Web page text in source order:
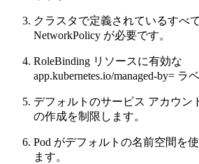
クラスタで定義されているすべ
NetworkPolicy が必要です。
RoleBinding リソースに有効な
app.kubernetes.io/managed-by= ラ
デフォルトのサービス アカウン
の作成を制限します。
Pod がデフォルトの名前空間を
ます。